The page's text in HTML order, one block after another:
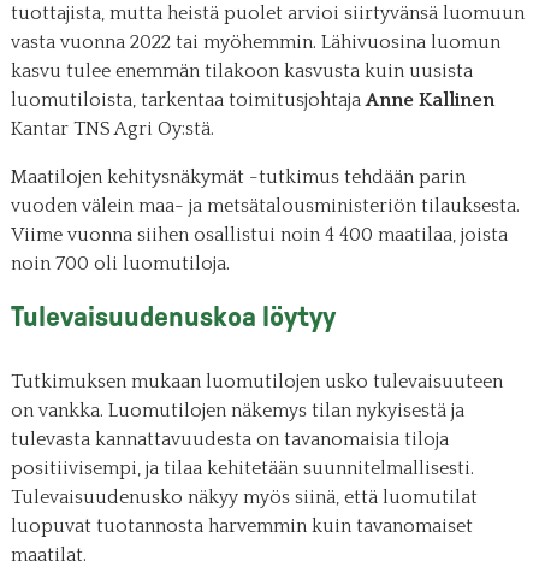
tuottajista, mutta heistä puolet arvioi siirtyvänsä luomuun
vasta vuonna 2022 tai myöhemmin. Lähivuosina luomun
kasvu tulee enemmän tilakoon kasvusta kuin uusista
luomutiloista, tarkentaa toimitusjohtaja Anne Kallinen
Kantar TNS Agri Oy:stä.
Maatilojen kehitysnäkymät -tutkimus tehdään parin
vuoden välein maa- ja metsätalousministeriön tilauksesta.
Viime vuonna siihen osallistui noin 4 400 maatilaa, joista
noin 700 oli luomutiloja.
Tulevaisuudenuskoa löytyy
Tutkimuksen mukaan luomutilojen usko tulevaisuuteen
on vankka. Luomutilojen näkemys tilan nykyisestä ja
tulevasta kannattavuudesta on tavanomaisia tiloja
positiivisempi, ja tilaa kehitetään suunnitelmallisesti.
Tulevaisuudenusko näkyy myös siinä, että luomutilat
luopuvat tuotannosta harvemmin kuin tavanomaiset
maatilat.